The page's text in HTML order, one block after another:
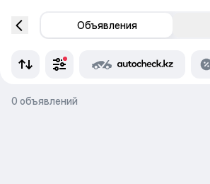
Объявления
0 объявлений